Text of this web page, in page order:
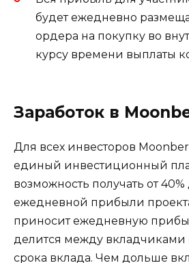
будет ежедневно
ордера на покупку во
курсу времени выплаты
Заработок в
Для всех инвесторов
единый инвестиционный
возможность получать от 40%
ежедневной прибыли
приносит ежедневную
делится между вкладчиками
срока вклада. Чем дольше